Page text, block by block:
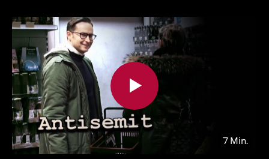
Inhaltskarousell
weitere
Inhalte
Inhaltskarussell
überspringen
7 Min.